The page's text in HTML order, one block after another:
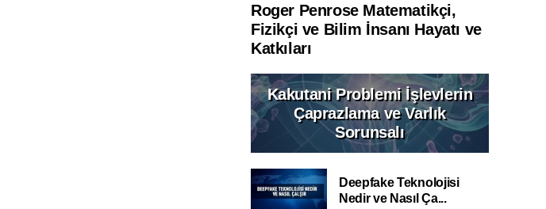
Roger Penrose Matematikçi,
Fizikçi ve Bilim İnsanı Hayatı ve
Katkıları
Kakutani Problemi İşlevlerin
Çaprazlama ve Varlık
Sorunsalı
Deepfake Teknolojisi
Nedir ve Nasıl Ça...